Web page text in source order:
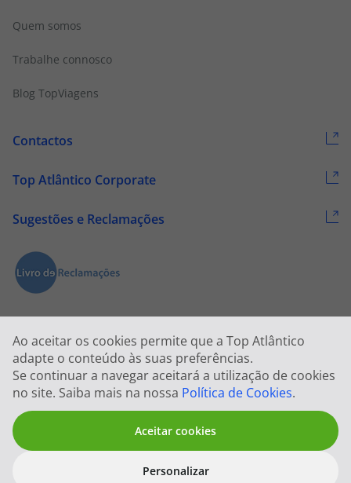
Ao aceitar os cookies permite que a Top Atlântico
adapte o conteúdo às suas preferências.
Se continuar a navegar aceitará a utilização de cookies
no site. Saiba mais na nossa Política de Cookies.
Aceitar cookies
Personalizar
Quem somos
Trabalhe connosco
Blog TopViagens
Contactos
Top Atlântico Corporate
Sugestões e Reclamações
2026 © Todos os direitos reservados:Top Atlântico, Viagens e Turismo